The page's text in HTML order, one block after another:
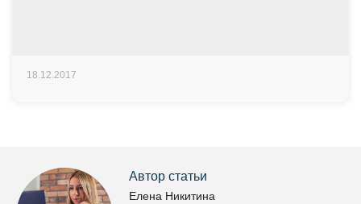
18.12.2017
Автор статьи
Елена Никитина